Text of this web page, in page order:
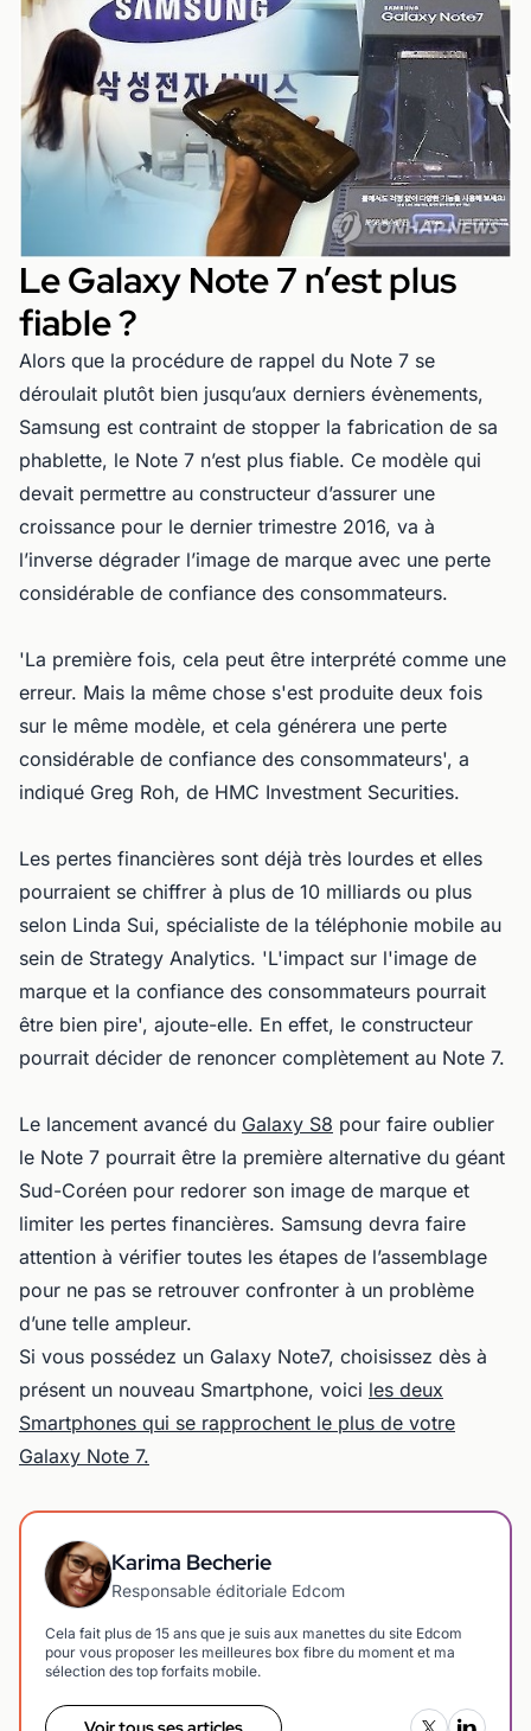
Le Galaxy Note 7 n’est plus
fiable ?
Alors que la procédure de rappel du Note 7 se
déroulait plutôt bien jusqu’aux derniers évènements,
Samsung est contraint de stopper la fabrication de sa
phablette, le Note 7 n’est plus fiable. Ce modèle qui
devait permettre au constructeur d’assurer une
croissance pour le dernier trimestre 2016, va à
l’inverse dégrader l’image de marque avec une perte
considérable de confiance des consommateurs.
'La première fois, cela peut être interprété comme une
erreur. Mais la même chose s'est produite deux fois
sur le même modèle, et cela générera une perte
considérable de confiance des consommateurs', a
indiqué Greg Roh, de HMC Investment Securities.
Les pertes financières sont déjà très lourdes et elles
pourraient se chiffrer à plus de 10 milliards ou plus
selon Linda Sui, spécialiste de la téléphonie mobile au
sein de Strategy Analytics. 'L'impact sur l'image de
marque et la confiance des consommateurs pourrait
être bien pire', ajoute-elle. En effet, le constructeur
pourrait décider de renoncer complètement au Note 7.
Le lancement avancé du Galaxy S8 pour faire oublier
le Note 7 pourrait être la première alternative du géant
Sud-Coréen pour redorer son image de marque et
limiter les pertes financières. Samsung devra faire
attention à vérifier toutes les étapes de l’assemblage
pour ne pas se retrouver confronter à un problème
d’une telle ampleur.
Si vous possédez un Galaxy Note7, choisissez dès à
présent un nouveau Smartphone, voici les deux
Smartphones qui se rapprochent le plus de votre
Galaxy Note 7.
Karima Becherie
Responsable éditoriale Edcom
Cela fait plus de 15 ans que je suis aux manettes du site Edcom
pour vous proposer les meilleures box fibre du moment et ma
sélection des top forfaits mobile.